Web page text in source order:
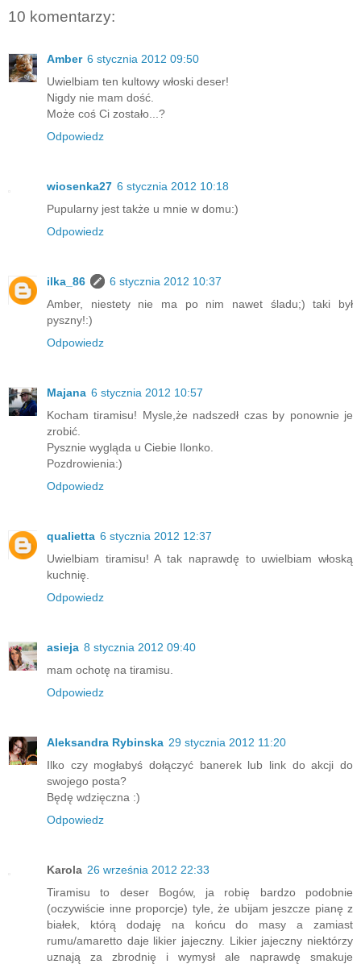
10 komentarzy:
Amber 6 stycznia 2012 09:50
Uwielbiam ten kultowy włoski deser!
Nigdy nie mam dość.
Może coś Ci zostało...?
Odpowiedz
wiosenka27 6 stycznia 2012 10:18
Pupularny jest także u mnie w domu:)
Odpowiedz
ilka_86
6 stycznia 2012 10:37
Amber, niestety nie ma po nim nawet śladu;) taki był
pyszny!:)
Odpowiedz
Majana 6 stycznia 2012 10:57
Kocham tiramisu! Mysle,że nadszedł czas by ponownie je
zrobić.
Pysznie wygląda u Ciebie Ilonko.
Pozdrowienia:)
Odpowiedz
qualietta 6 stycznia 2012 12:37
Uwielbiam tiramisu! A tak naprawdę to uwielbiam włoską
kuchnię.
Odpowiedz
asieja 8 stycznia 2012 09:40
mam ochotę na tiramisu.
Odpowiedz
Aleksandra Rybinska 29 stycznia 2012 11:20
Ilko czy mogłabyś dołączyć banerek lub link do akcji do
swojego posta?
Będę wdzięczna :)
Odpowiedz
Karola 26 września 2012 22:33
Tiramisu to deser Bogów, ja robię bardzo podobnie
(oczywiście inne proporcje) tyle, że ubijam jeszcze pianę z
białek, którą dodaję na końcu do masy a zamiast
rumu/amaretto daje likier jajeczny. Likier jajeczny niektórzy
uznają za zbrodnię i wymysł ale naprawdę smakuje